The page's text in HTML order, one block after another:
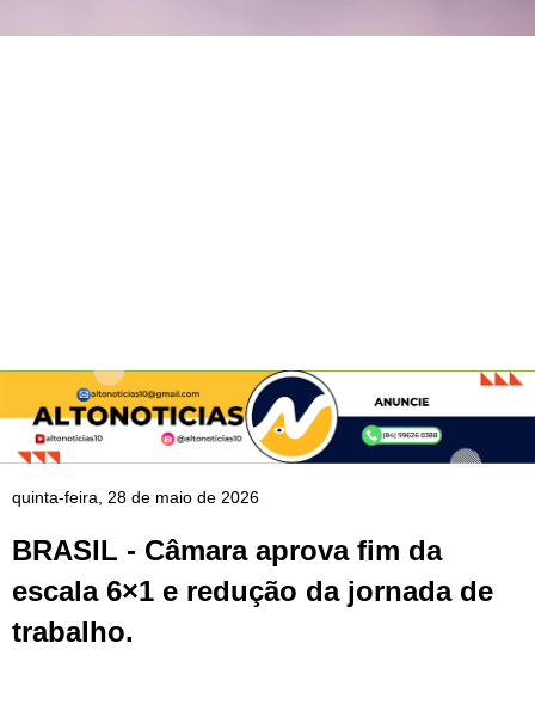
quinta-feira, 28 de maio de 2026
BRASIL - Câmara aprova fim da
escala 6×1 e redução da jornada de
trabalho.